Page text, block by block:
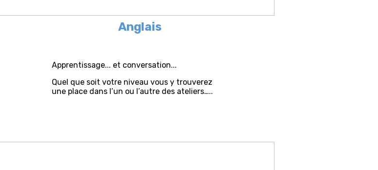
Anglais
Apprentissage... et conversation...
Quel que soit votre niveau vous y trouverez
une place dans l’un ou l’autre des ateliers…..